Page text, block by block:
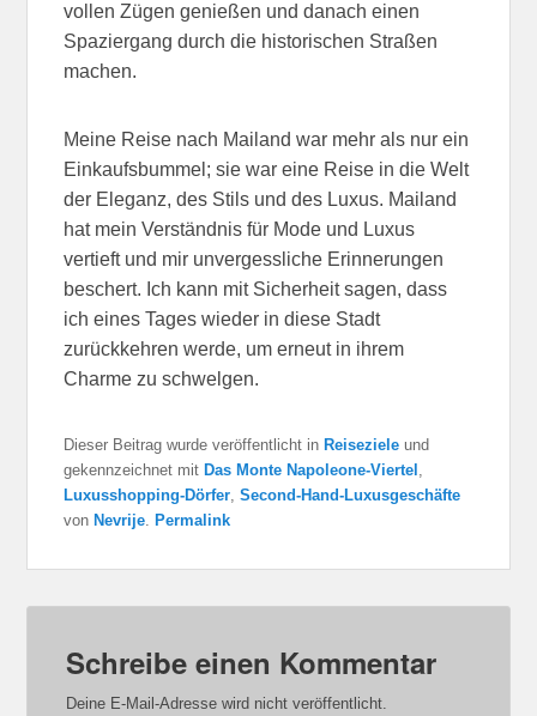
vollen Zügen genießen und danach einen
Spaziergang durch die historischen Straßen
machen.
Meine Reise nach Mailand war mehr als nur ein
Einkaufsbummel; sie war eine Reise in die Welt
der Eleganz, des Stils und des Luxus. Mailand
hat mein Verständnis für Mode und Luxus
vertieft und mir unvergessliche Erinnerungen
beschert. Ich kann mit Sicherheit sagen, dass
ich eines Tages wieder in diese Stadt
zurückkehren werde, um erneut in ihrem
Charme zu schwelgen.
Dieser Beitrag wurde veröffentlicht in Reiseziele und
gekennzeichnet mit Das Monte Napoleone-Viertel ,
Luxusshopping-Dörfer,Second-Hand-Luxusgeschäfte
von Nevrije. Permalink
Schreibe einen Kommentar
Deine E-Mail-Adresse wird nicht veröffentlicht.